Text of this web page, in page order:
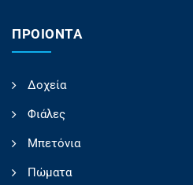
ΠΡΟΙΟΝΤΑ
Δοχεία
Φιάλες
Μπετόνια
Πώματα